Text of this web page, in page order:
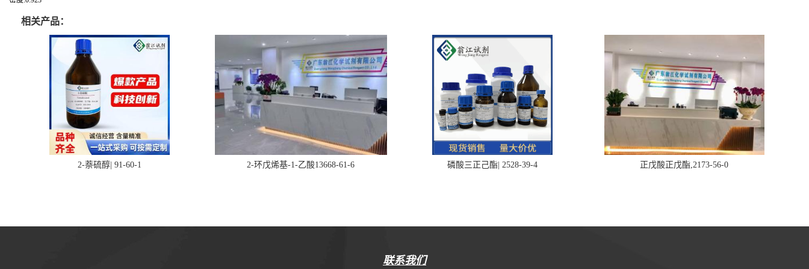
相关产品：
2-萘硫醇| 91-60-1 2-环戊烯基-1-乙酸13668-61-6 磷酸三正己酯| 2528-39-4 正戊酸正戊酯,2173-56-0
联系我们